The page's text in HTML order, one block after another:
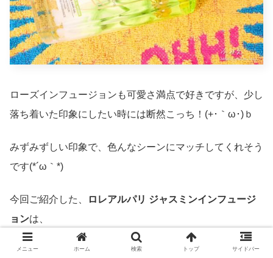
ローズインフュージョンも可愛さ満点で好きですが、少し
落ち着いた印象にしたい時には断然こっち！(+･｀ω･)ｂ
みずみずしい印象で、色んなシーンにマッチしてくれそう
です(*´ω｀*)
今回ご紹介した、
ロレアルパリ ジャスミンインフュージ
ョンは、
メニュー ホーム 検索 トップ サイドバー